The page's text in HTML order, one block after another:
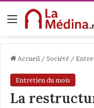
Menu
Accueil / Société /
Entretien du mois
La